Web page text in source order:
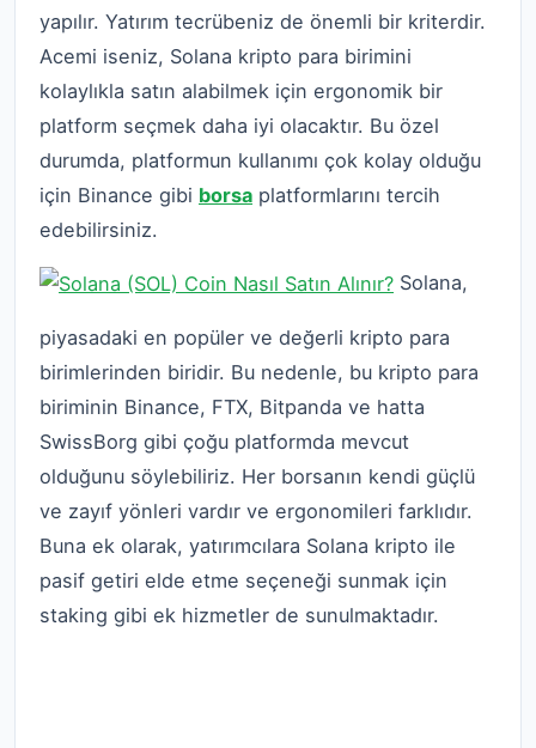
yapılır. Yatırım tecrübeniz de önemli bir kriterdir.
Acemi iseniz, Solana kripto para birimini
kolaylıkla satın alabilmek için ergonomik bir
platform seçmek daha iyi olacaktır. Bu özel
durumda, platformun kullanımı çok kolay olduğu
için Binance gibi borsa platformlarını tercih
edebilirsiniz.
Solana,
piyasadaki en popüler ve değerli kripto para
birimlerinden biridir. Bu nedenle, bu kripto para
biriminin Binance, FTX, Bitpanda ve hatta
SwissBorg gibi çoğu platformda mevcut
olduğunu söylebiliriz. Her borsanın kendi güçlü
ve zayıf yönleri vardır ve ergonomileri farklıdır.
Buna ek olarak, yatırımcılara Solana kripto ile
pasif getiri elde etme seçeneği sunmak için
staking gibi ek hizmetler de sunulmaktadır.